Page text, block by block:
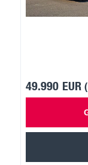
49.990 EUR
Second and Third
Oferte speciale
Campanie
Campanie A.C.